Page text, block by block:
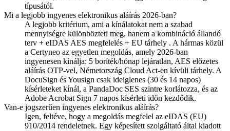
típusától.
Mi a legjobb ingyenes elektronikus aláírás 2026-ban?
A legjobb kritérium, ami a kínálatokat nem a szabad
mennyiségre különbözteti meg, hanem a kombináció állandó
terv + eIDAS AES megfelelés + EU tárhely . A hármas közül
a Certyneo az egyetlen megoldás, amely 2026-ban
ingyenesen kínálja: 5 boríték/hónap lejáratlan, AES előzetes
aláírás OTP-vel, Németország Cloud Act-en kívüli tárhely. A
DocuSign és Yousign csak ideiglenes (30 és 14 napos)
kísérleteket kínál, a PandaDoc SES szintre korlátozza, és az
Adobe Acrobat Sign 7 napos kísérleti időn kezdődik.
Van-e jogszerűen ingyenes elektronikus aláírás?
Igen, feltéve, hogy a megoldás megfelel az eIDAS (EU)
910/2014 rendeletnek. Egy képesített szolgáltató által kiadott